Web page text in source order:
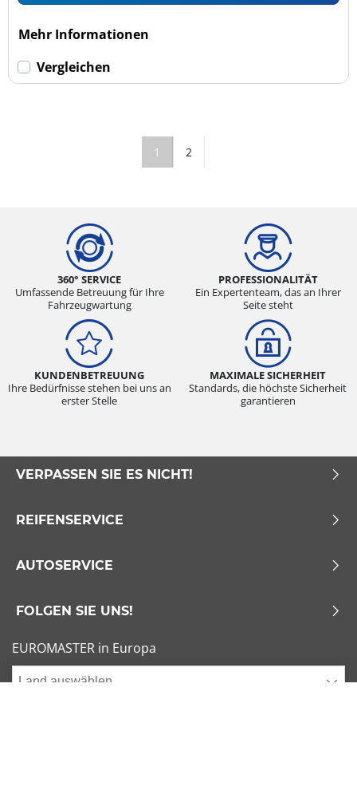
Mehr Informationen
Vergleichen
1 2
360° SERVICE
Umfassende Betreuung für Ihre
Fahrzeugwartung
PROFESSIONALITÄT
Ein Expertenteam, das an Ihrer
Seite steht
KUNDENBETREUUNG
Ihre Bedürfnisse stehen bei uns an
erster Stelle
MAXIMALE SICHERHEIT
Standards, die höchste Sicherheit
garantieren
VERPASSEN SIE ES NICHT!
REIFENSERVICE
AUTOSERVICE
FOLGEN SIE UNS!
EUROMASTER in Europa
Land auswählen